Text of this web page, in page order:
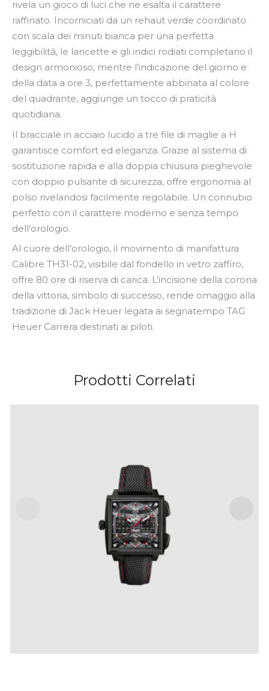
rivela un gioco di luci che ne esalta il carattere
raffinato. Incorniciati da un rehaut verde coordinato
con scala dei minuti bianca per una perfetta
leggibilità, le lancette e gli indici rodiati completano il
design armonioso, mentre l’indicazione del giorno e
della data a ore 3, perfettamente abbinata al colore
del quadrante, aggiunge un tocco di praticità
quotidiana.
Il bracciale in acciaio lucido a tre file di maglie a H
garantisce comfort ed eleganza. Grazie al sistema di
sostituzione rapida e alla doppia chiusura pieghevole
con doppio pulsante di sicurezza, offre ergonomia al
polso rivelandosi facilmente regolabile. Un connubio
perfetto con il carattere moderno e senza tempo
dell’orologio.
Al cuore dell’orologio, il movimento di manifattura
Calibre TH31-02, visibile dal fondello in vetro zaffiro,
offre 80 ore di riserva di carica. L’incisione della corona
della vittoria, simbolo di successo, rende omaggio alla
tradizione di Jack Heuer legata ai segnatempo TAG
Heuer Carrera destinati ai piloti.
Prodotti Correlati
TAG HEUER MONACO EVERGRAPH – 40 MM
25,000.00 IVA Inclusa